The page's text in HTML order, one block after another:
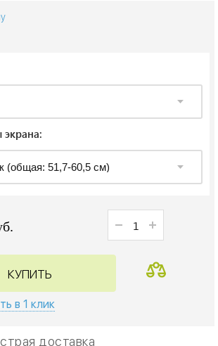
экрана:
КУПИТЬ
в 1 клик
доставка